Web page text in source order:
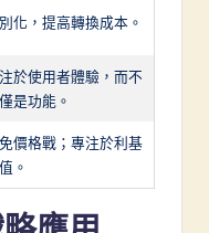
化，提高轉換成本。
於使用者體驗，而不
是功能。
價格戰；專注於利基
。